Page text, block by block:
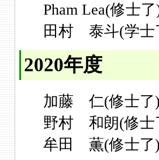
Pham Lea(修士
田村 泰斗(学士
2020年度
加藤 仁(修士了
野村 和朗(修士
牟田 薫(修士了